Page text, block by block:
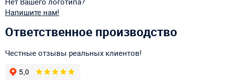
Напишите нам!
Ответственное производство
Честные отзывы реальных клиентов!